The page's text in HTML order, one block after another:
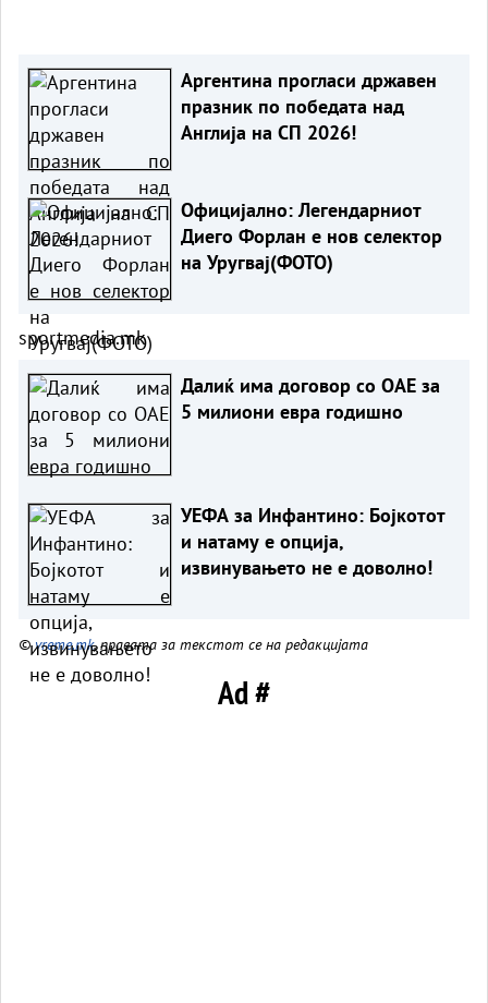
Аргентина прогласи државен
празник по победата над
Англија на СП 2026!
Официјално: Легендарниот
Диего Форлан е нов селектор
на Уругвај(ФОТО)
sportmedia.mk
Далиќ има договор со ОАЕ за
5 милиони евра годишно
УЕФА за Инфантино: Бојкотот
и натаму е опција,
извинувањето не е доволно!
©vreme.mk, правата за текстот се на редакцијата
Ad #